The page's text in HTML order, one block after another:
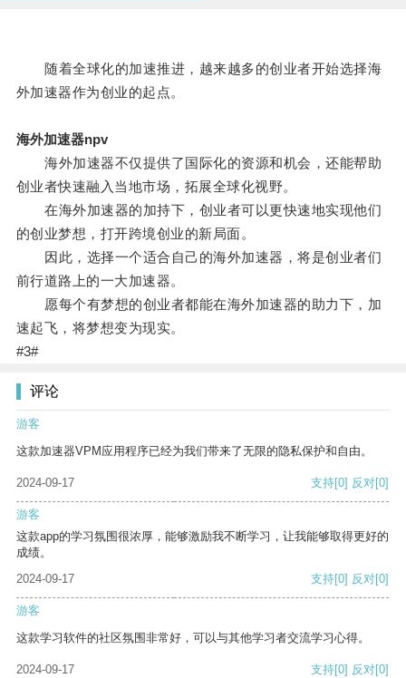
随着全球化的加速推进，越来越多的创业者开始选择海
外加速器作为创业的起点。
海外加速器npv
海外加速器不仅提供了国际化的资源和机会，还能帮助
创业者快速融入当地市场，拓展全球化视野。
在海外加速器的加持下，创业者可以更快速地实现他们
的创业梦想，打开跨境创业的新局面。
因此，选择一个适合自己的海外加速器，将是创业者们
前行道路上的一大加速器。
愿每个有梦想的创业者都能在海外加速器的助力下，加
速起飞，将梦想变为现实。
#3#
评论
游客
这款加速器VPM应用程序已经为我们带来了无限的隐私保护和自由。
2024-09-17 支持[0] 反对[0]
游客
这款app的学习氛围很浓厚，能够激励我不断学习，让我能够取得更好的
成绩。
2024-09-17
支持[0] 反对[0]
游客
这款学习软件的社区氛围非常好，可以与其他学习者交流学习心得。
2024-09-17 支持[0] 反对[0]